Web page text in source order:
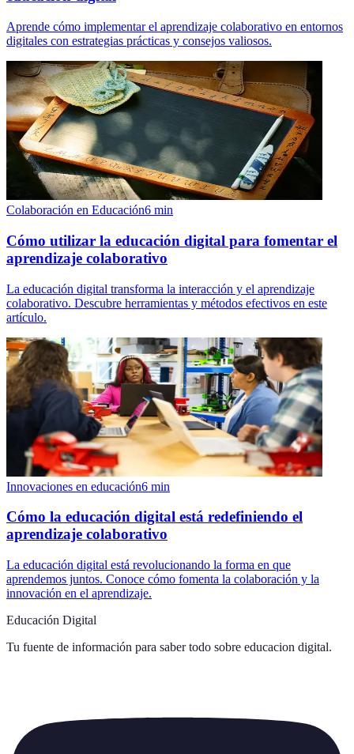
Aprende cómo implementar el aprendizaje colaborativo en entornos
digitales con estrategias prácticas y consejos valiosos.
Colaboración en Educación6 min
Cómo utilizar la educación digital para fomentar el
aprendizaje colaborativo
La educación digital transforma la interacción y el aprendizaje
colaborativo. Descubre herramientas y métodos efectivos en este
artículo.
Innovaciones en educación6 min
Cómo la educación digital está redefiniendo el
aprendizaje colaborativo
La educación digital está revolucionando la forma en que
aprendemos juntos. Conoce cómo fomenta la colaboración y la
innovación en el aprendizaje.
Educación Digital
Tu fuente de información para saber todo sobre educacion digital.